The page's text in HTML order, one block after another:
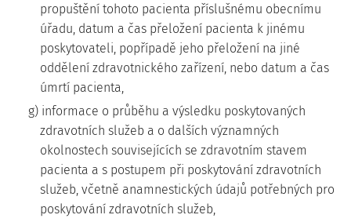
propuštění tohoto pacienta příslušnému obecnímu
úřadu, datum a čas přeložení pacienta k jinému
poskytovateli, popřípadě jeho přeložení na jiné
oddělení zdravotnického zařízení, nebo datum a čas
úmrtí pacienta,
g) informace o průběhu a výsledku poskytovaných
zdravotních služeb a o dalších významných
okolnostech souvisejících se zdravotním stavem
pacienta a s postupem při poskytování zdravotních
služeb, včetně anamnestických údajů potřebných pro
poskytování zdravotních služeb,